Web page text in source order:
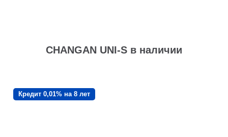
CHANGAN UNI-S в наличии
Кредит 0,01% на 8 лет